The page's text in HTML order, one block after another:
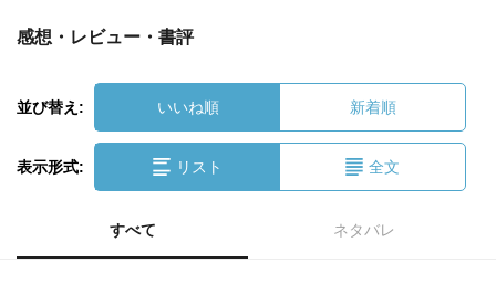
感想・レビュー・書評
並び替え: いいね順 新着順
表示形式: リスト 全文
すべて ネタバレ